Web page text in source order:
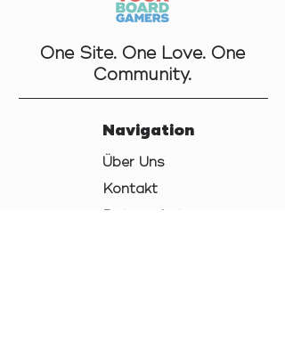
One Site. One Love. One
Community.
Navigation
Über Uns
Kontakt
Datenschutz